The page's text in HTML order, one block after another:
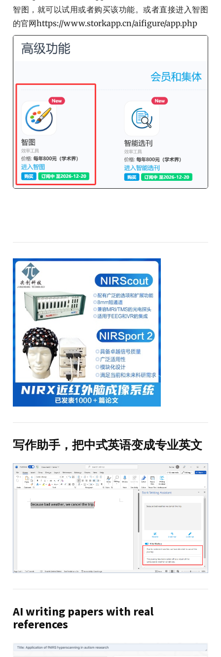
智图，就可以试用或者购买该功能。或者直接进入智图
的官网https://www.storkapp.cn/aifigure/app.php
写作助手，把中式英语变成专业英文
AI writing papers with real
references